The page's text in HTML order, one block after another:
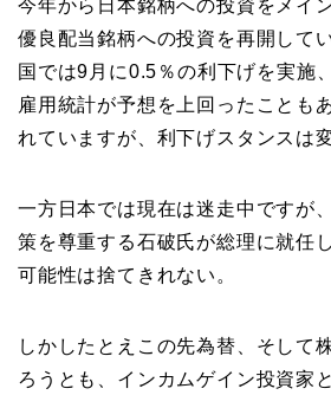
今年から日本銘柄への投資をメイ
優良配当銘柄への投資を再開して
国では9月に0.5％の利下げを実施
雇用統計が予想を上回ったことも
れていますが、利下げスタンスは
一方日本では現在は迷走中ですが
策を尊重する石破氏が総理に就任
可能性は捨てきれない。
しかしたとえこの先為替、そして
ろうとも、インカムゲイン投資家